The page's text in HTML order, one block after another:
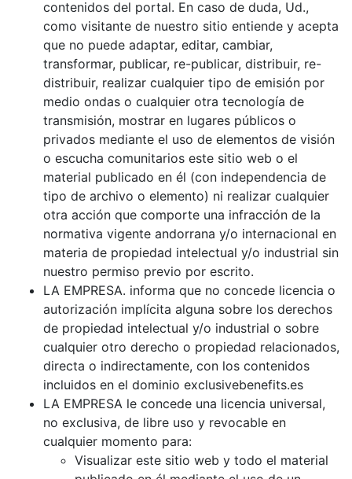
contenidos del portal. En caso de duda, Ud.,
como visitante de nuestro sitio entiende y acepta
que no puede adaptar, editar, cambiar,
transformar, publicar, re-publicar, distribuir, re-
distribuir, realizar cualquier tipo de emisión por
medio ondas o cualquier otra tecnología de
transmisión, mostrar en lugares públicos o
privados mediante el uso de elementos de visión
o escucha comunitarios este sitio web o el
material publicado en él (con independencia de
tipo de archivo o elemento) ni realizar cualquier
otra acción que comporte una infracción de la
normativa vigente andorrana y/o internacional en
materia de propiedad intelectual y/o industrial sin
nuestro permiso previo por escrito.
LA EMPRESA. informa que no concede licencia o
autorización implícita alguna sobre los derechos
de propiedad intelectual y/o industrial o sobre
cualquier otro derecho o propiedad relacionados,
directa o indirectamente, con los contenidos
incluidos en el dominio exclusivebenefits.es
LA EMPRESA le concede una licencia universal,
no exclusiva, de libre uso y revocable en
cualquier momento para:
Visualizar este sitio web y todo el material